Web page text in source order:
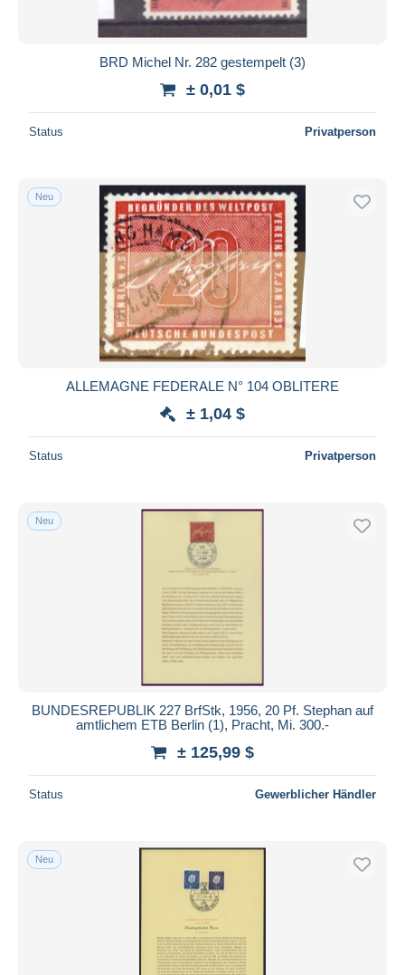
BRD Michel Nr. 282 gestempelt (3)
± 0,01 $
Status Privatperson
Neu
ALLEMAGNE FEDERALE N° 104 OBLITERE
± 1,04 $
Status Privatperson
Neu
BUNDESREPUBLIK 227 BrfStk, 1956, 20 Pf. Stephan auf
amtlichem ETB Berlin (1), Pracht, Mi. 300.-
± 125,99 $
Status Gewerblicher Händler
Neu